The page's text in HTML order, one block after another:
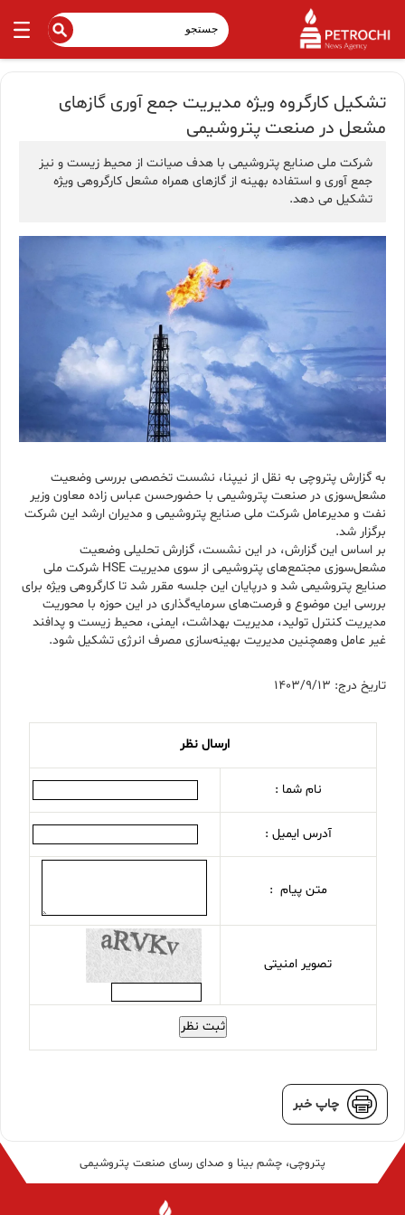
تشکیل کارگروه ویژه مدیریت جمع آوری گازهای
مشعل در صنعت پتروشیمی
شرکت ملی صنایع پتروشیمی با هدف صیانت از محیط زیست و نیز
جمع آوری و استفاده بهینه از گازهای همراه مشعل کارگروهی ویژه
تشکیل می دهد.
به گزارش پتروچی به نقل از نیپنا، نشست تخصصی بررسی وضعیت
مشعل‌سوزی در صنعت پتروشیمی با حضورحسن عباس زاده معاون وزیر
نفت و مدیرعامل شرکت ملی صنایع پتروشیمی و مدیران ارشد این شرکت
برگزار شد.
بر اساس این گزارش، در این نشست، گزارش تحلیلی وضعیت
مشعل‌سوزی مجتمع‌های پتروشیمی از سوی مدیریت HSE شرکت ملی
صنایع پتروشیمی شد و درپایان این جلسه مقرر شد تا کارگروهی ویژه برای
بررسی این موضوع و فرصت‌های سرمایه‌گذاری در این حوزه با محوریت
مدیریت کنترل تولید، مدیریت بهداشت، ایمنی، محیط زیست و پدافند
غیر عامل وهمچنین مدیریت بهینه‌سازی مصرف انرژی تشکیل شود.
تاریخ درج: 1403/9/13
ارسال نظر
نام شما :
آدرس ایمیل :
متن پیام :
تصویر امنیتی
ثبت نظر
چاپ خبر
پتروچی، چشم بینا و صدای رسای صنعت پتروشیمی